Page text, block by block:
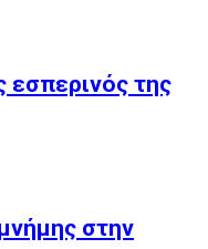
εσπερινός της
στην